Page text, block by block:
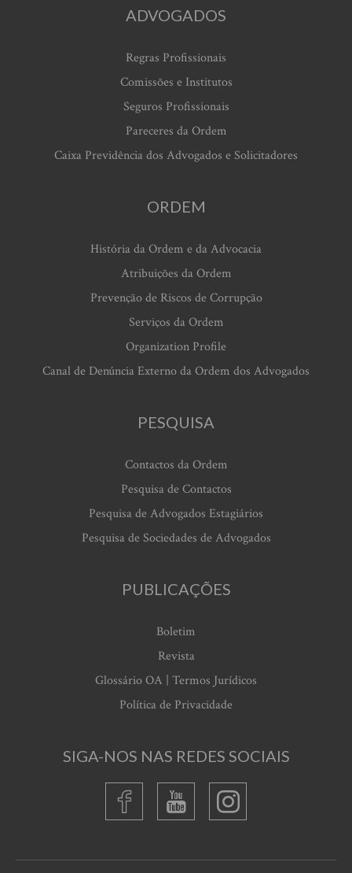
ADVOGADOS
Regras Profissionais
Comissões e Institutos
Seguros Profissionais
Pareceres da Ordem
Caixa Previdência dos Advogados e Solicitadores
ORDEM
História da Ordem e da Advocacia
Atribuições da Ordem
Prevenção de Riscos de Corrupção
Serviços da Ordem
Organization Profile
Canal de Denúncia Externo da Ordem dos Advogados
PESQUISA
Contactos da Ordem
Pesquisa de Contactos
Pesquisa de Advogados Estagiários
Pesquisa de Sociedades de Advogados
PUBLICAÇÕES
Boletim
Revista
Glossário OA | Termos Jurídicos
Política de Privacidade
SIGA-NOS NAS REDES SOCIAIS